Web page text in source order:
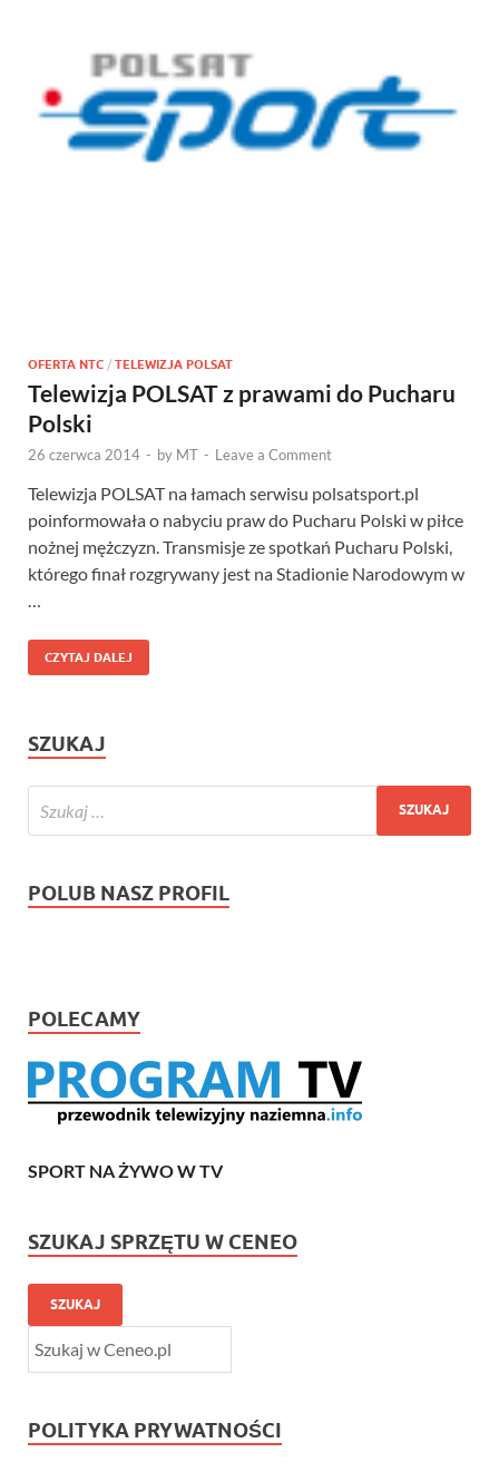
OFERTA NTC / TELEWIZJA POLSAT
Telewizja POLSAT z prawami do Pucharu
Polski
26 czerwca 2014 - by MT - Leave a Comment
Telewizja POLSAT na łamach serwisu polsatsport.pl
poinformowała o nabyciu praw do Pucharu Polski w piłce
nożnej mężczyzn. Transmisje ze spotkań Pucharu Polski,
którego finał rozgrywany jest na Stadionie Narodowym w
CZYTAJ DALEJ
SZUKAJ
POLUB NASZ PROFIL
POLECAMY
SPORT NA ŻYWO W TV
SZUKAJ SPRZĘTU W CENEO
SZUKAJ
POLITYKA PRYWATNOŚCI